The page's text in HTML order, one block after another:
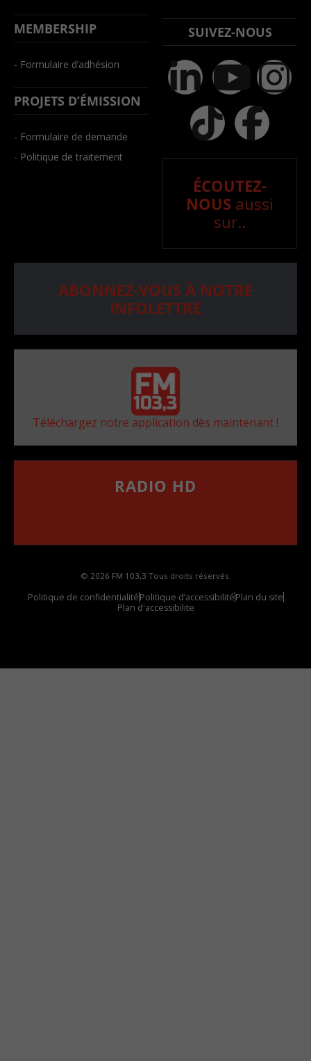
MEMBERSHIP
- Formulaire d’adhésion
PROJETS D’ÉMISSION
- Formulaire de demande
- Politique de traitement
SUIVEZ-NOUS
ÉCOUTEZ-
NOUS aussi
sur..
ABONNEZ-VOUS À NOTRE
INFOLETTRE
Téléchargez notre application dès maintenant !
RADIO HD
© 2026 FM 103,3 Tous droits réservés.
Politique de confidentialitéPolitique d’accessibilitéPlan du site
Plan d'accessibilite